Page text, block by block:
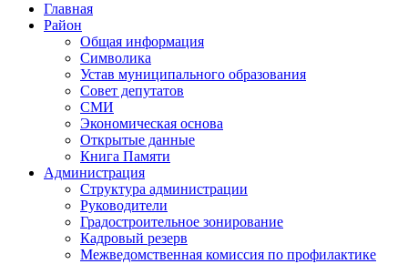
Главная
Район
Общая информация
Символика
Устав муниципального образования
Совет депутатов
СМИ
Экономическая основа
Открытые данные
Книга Памяти
Администрация
Структура администрации
Руководители
Градостроительное зонирование
Кадровый резерв
Межведомственная комиссия по профилактике